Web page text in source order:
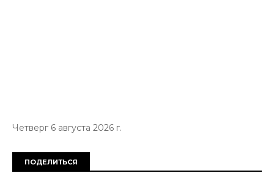
Четверг 6 августа 2026 г.
ПОДЕЛИТЬСЯ